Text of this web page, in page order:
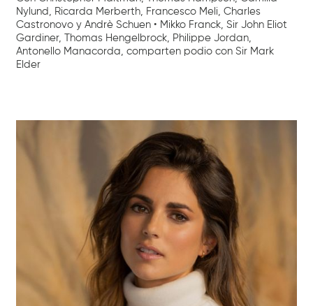
Nylund, Ricarda Merberth, Francesco Meli, Charles
Castronovo y Andrè Schuen • Mikko Franck, Sir John Eliot
Gardiner, Thomas Hengelbrock, Philippe Jordan,
Antonello Manacorda, comparten podio con Sir Mark
Elder